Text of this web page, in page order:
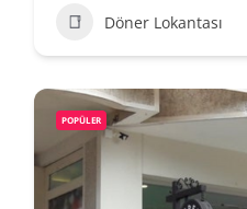
Döner Lokantası
POPÜLER